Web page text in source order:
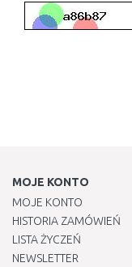
MOJE KONTO
MOJE KONTO
HISTORIA ZAMÓWIEŃ
LISTA ŻYCZEŃ
NEWSLETTER